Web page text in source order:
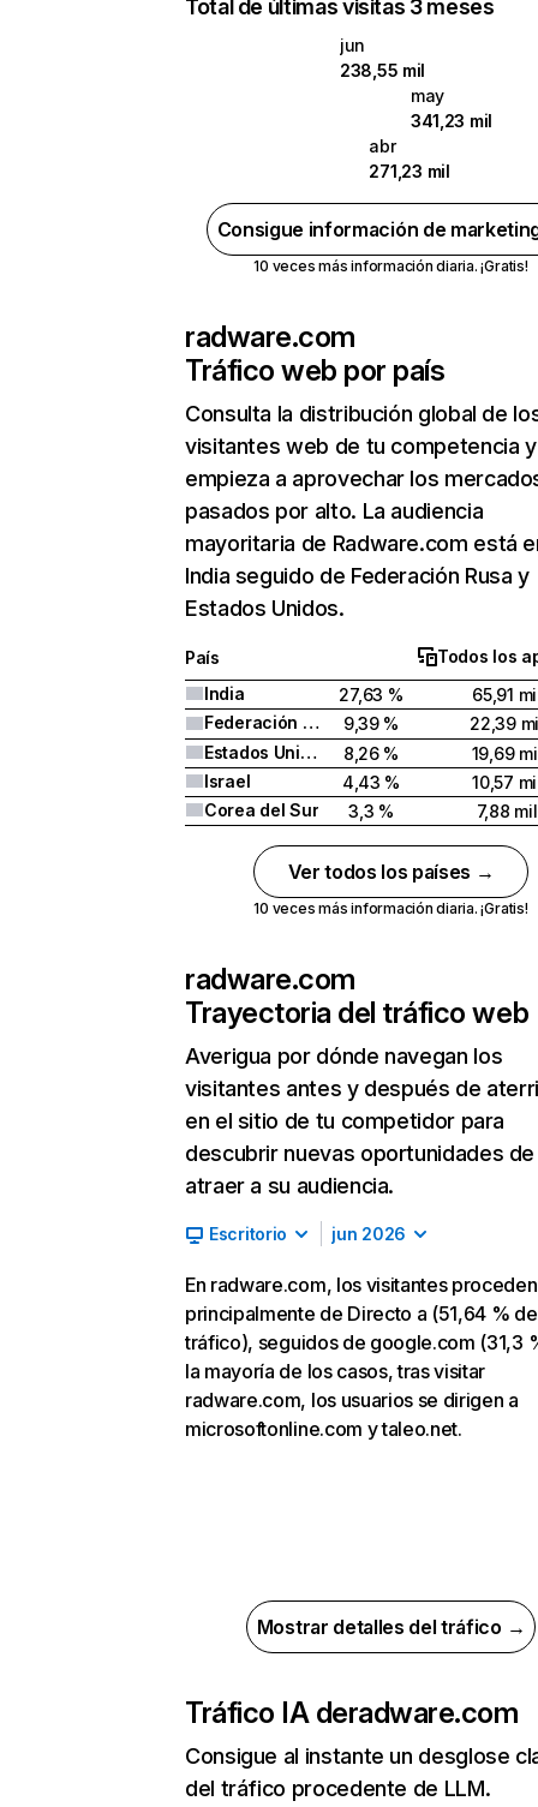
Total de últimas visitas 3 meses
jun
238,55 mil
may
341,23 mil
abr
271,23 mil
Consigue información de
10 veces más información diaria. ¡Gratis!
radware.com
Tráfico web por país
Consulta la distribución global de
visitantes web de tu competencia y
empieza a aprovechar los
pasados por alto. La audiencia
mayoritaria de Radware.com está
India seguido de Federación Rusa y
Estados Unidos.
País
Todos los
India
27,63 %
65,91
Federación Rusa
9,39 %
22,39
Estados Unidos
8,26 %
19,69
Israel
4,43 %
10,57
Corea del Sur
3,3 % 7,88 mil
Ver todos los países →
10 veces más información diaria. ¡Gratis!
radware.com
Trayectoria del tráfico web
Averigua por dónde navegan los
visitantes antes y después de
en el sitio de tu competidor para
descubrir nuevas oportunidades de
atraer a su audiencia.
Escritorio jun 2026
En radware.com, los visitantes proceden
principalmente de Directo a (51,64 % de
tráfico), seguidos de google.com (31,3
la mayoría de los casos, tras visitar
radware.com, los usuarios se dirigen a
microsoftonline.com y taleo.net.
Mostrar detalles del tráfico →
Tráfico IA deradware.com
Consigue al instante un desglose
del tráfico procedente de LLM.